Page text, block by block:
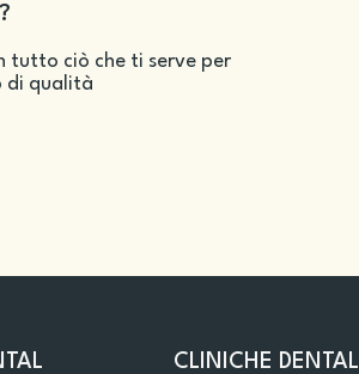
tutto ciò che ti serve per
di qualità
CLINICHE DENTALI